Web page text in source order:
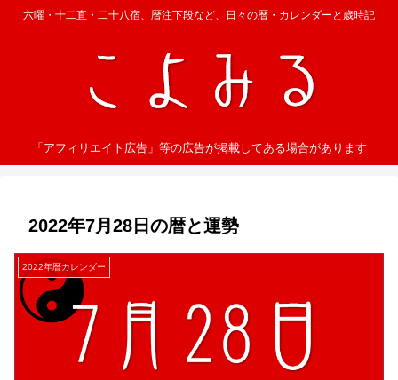
六曜・十二直・二十八宿、暦注下段など、日々の暦・カレンダーと歳時記
「アフィリエイト広告」等の広告が掲載してある場合があります
2022年7月28日の暦と運勢
2022年暦カレンダー